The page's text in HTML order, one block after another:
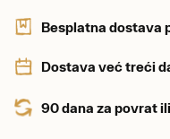
Besplatna dostava
Dostava već treći
90 dana za povrat